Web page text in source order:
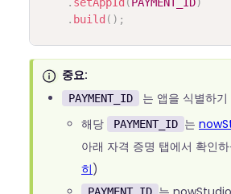
. build ( ) ;
중요:
PAYMENT_ID
는 앱을 식별하
해당
PAYMENT_ID 는
아래 자격 증명 탭에서 확인
히)